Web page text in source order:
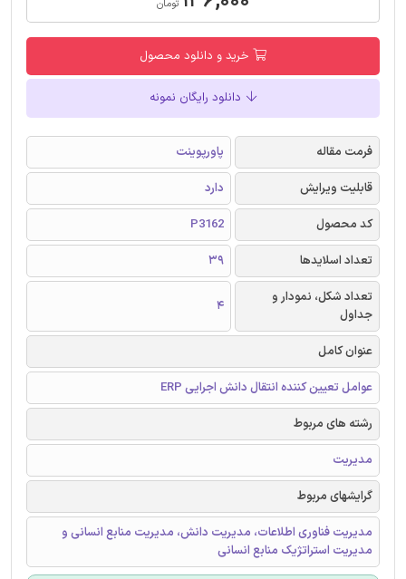
تومان
خرید و دانلود محصول
دانلود رایگان نمونه
فرمت مقاله
پاورپوینت
قابلیت ویرایش
دارد
کد محصول
P3162
تعداد اسلایدها
39
تعداد شکل، نمودار و
جداول
4
عنوان کامل
عوامل تعیین کننده انتقال دانش اجرایی ERP
رشته های مربوط
مدیریت
گرایشهای مربوط
مدیریت فناوری اطلاعات، مدیریت دانش، مدیریت منابع انسانی و
مدیریت استراتژیک منابع انسانی